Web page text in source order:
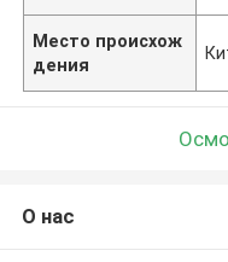
Место происхож
дения
О нас